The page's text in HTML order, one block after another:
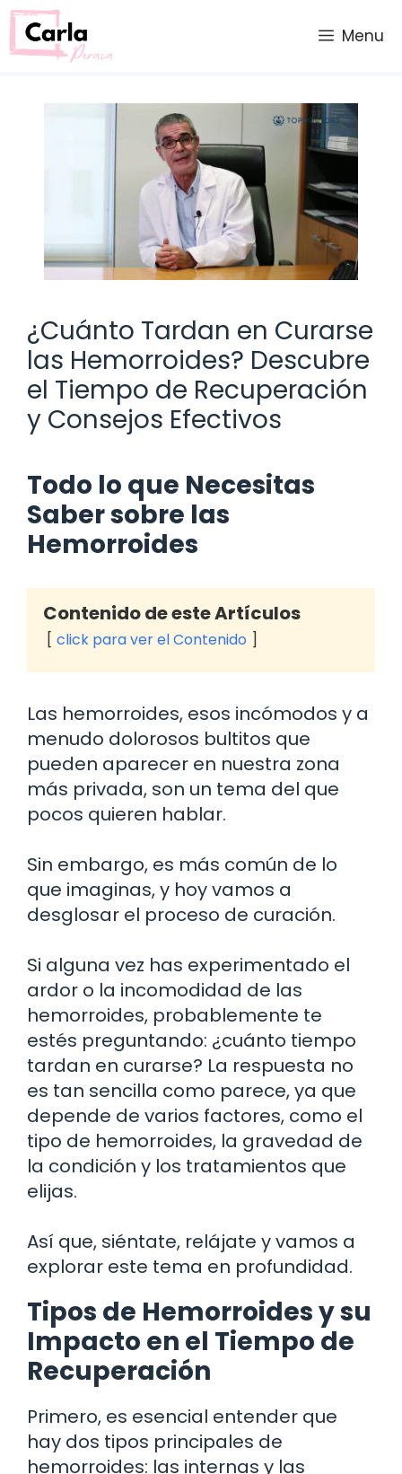
Saltar
al
contenido
Menu
¿Cuánto Tardan en Curarse
las Hemorroides? Descubre
el Tiempo de Recuperación
y Consejos Efectivos
Todo lo que Necesitas
Saber sobre las
Hemorroides
Contenido de este Artículos
click para ver el Contenido
Las hemorroides, esos incómodos y a
menudo dolorosos bultitos que
pueden aparecer en nuestra zona
más privada, son un tema del que
pocos quieren hablar.
Sin embargo, es más común de lo
que imaginas, y hoy vamos a
desglosar el proceso de curación.
Si alguna vez has experimentado el
ardor o la incomodidad de las
hemorroides, probablemente te
estés preguntando: ¿cuánto tiempo
tardan en curarse? La respuesta no
es tan sencilla como parece, ya que
depende de varios factores, como el
tipo de hemorroides, la gravedad de
la condición y los tratamientos que
elijas.
Así que, siéntate, relájate y vamos a
explorar este tema en profundidad.
Tipos de Hemorroides y su
Impacto en el Tiempo de
Recuperación
Primero, es esencial entender que
hay dos tipos principales de
hemorroides: las internas y las